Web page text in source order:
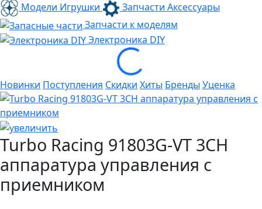
Модели Игрушки
Запчасти Аксессуары
Запчасти к моделям
Электроника DIY
Loading...
Новинки Поступления Скидки Хиты Бренды Уценка
Turbo Racing 91803G-VT 3CH
аппаратура управления с
приемником